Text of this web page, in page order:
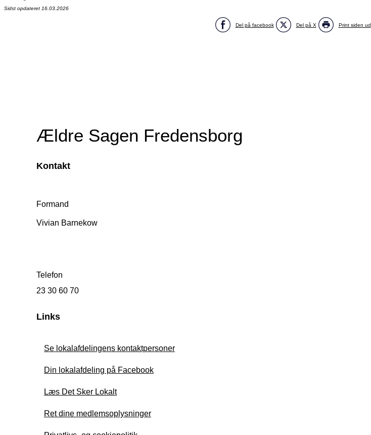
Sidst opdateret 16.03.2026
Del på facebook Del på X Print siden ud
Ældre Sagen Fredensborg
Kontakt
Formand
Vivian Barnekow
Telefon
23 30 60 70
Links
Se lokalafdelingens kontaktpersoner
Din lokalafdeling på Facebook
Læs Det Sker Lokalt
Ret dine medlemsoplysninger